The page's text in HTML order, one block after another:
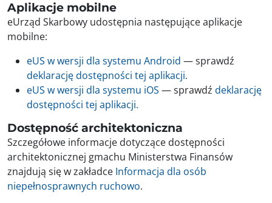
Aplikacje mobilne
eUrząd Skarbowy udostępnia następujące aplikacje
mobilne:
eUS w wersji dla systemu Android — sprawdź
deklarację dostępności tej aplikacji.
eUS w wersji dla systemu iOS — sprawdź deklarację
dostępności tej aplikacji.
Dostępność architektoniczna
Szczegółowe informacje dotyczące dostępności
architektonicznej gmachu Ministerstwa Finansów
znajdują się w zakładce Informacja dla osób
niepełnosprawnych ruchowo.